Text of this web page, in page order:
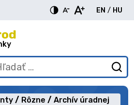
EN
English
/ HU
Rôzne
Archív úradnej